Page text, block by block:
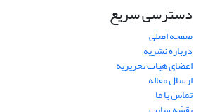
دسترسی سریع
صفحه اصلی
درباره نشریه
اعضای هیات تحریریه
ارسال مقاله
تماس با ما